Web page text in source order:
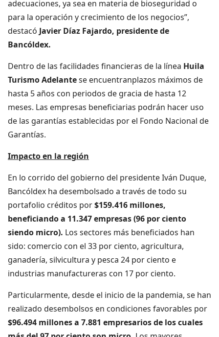
adecuaciones, ya sea en materia de bioseguridad o
para la operación y crecimiento de los negocios”,
destacó Javier Díaz Fajardo, presidente de
Bancóldex.
Dentro de las facilidades financieras de la línea Huila
Turismo Adelantese encuentranplazos máximos de
hasta 5 años con periodos de gracia de hasta 12
meses. Las empresas beneficiarias podrán hacer uso
de las garantías establecidas por el Fondo Nacional de
Garantías.
Impacto en la región
En lo corrido del gobierno del presidente Iván Duque,
Bancóldex ha desembolsado a través de todo su
portafolio créditos por$159.416 millones,
beneficiando a 11.347 empresas (96 por ciento
siendo micro). Los sectores más beneficiados han
sido: comercio con el 33 por ciento, agricultura,
ganadería, silvicultura y pesca 24 por ciento e
industrias manufactureras con 17 por ciento.
Particularmente, desde el inicio de la pandemia, se han
realizado desembolsos en condiciones favorables por
$96.494 millones a 7.881 empresarios de los cuales